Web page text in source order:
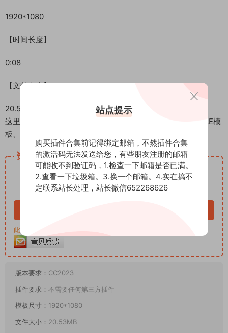
1920*1080
【时间长度】
0:08
【文件大小】
20.53MB
这里是后期屋资源站，欢迎您来后期屋下载影视后期资源（AE模
板、PR模板、音视频频素材各种插件等）
资源下载
下载价格 12.99积分
VIP免费
此资源购买后30天内可下载。客服QQ：652268626
版本要求： CC2023
插件要求： 不需要任何第三方插件
模板尺寸： 1920*1080
文件大小： 20.53MB
站点提示
购买插件合集前记得绑定邮箱，不然插件合集
的激活码无法发送给您，有些朋友注册的邮箱
可能收不到验证码，1.检查一下邮箱是否已满。
2.查看一下垃圾箱。3.换一个邮箱。4.实在搞不
定联系站长处理，站长微信652268626